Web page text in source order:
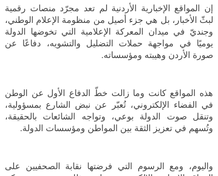
إن المواقع الإخبارية الأردنية لم تعد مجرّد منصات رقمية
لبثّ الأخبار، بل هي جزء أصيل من منظومة الإعلام الوطني،
وجنديّ في ميدان المعركة الإعلامية التي تخوضها الدولة
يوميًا في مواجهة حملات التضليل والتشويه، دفاعًا عن
صورة الأردن وهيبته ومؤسساته.
هذه المواقع كانت وما زالت خطّ الدفاع الأول عن الوطن
في الفضاء الإلكتروني، تُعبّر عن نبض الشارع بمسؤولية،
وتنقل صوت الدولة بوعي، وتواجه الشائعات بالحقيقة،
وتُسهم في تعزيز الثقة بين المواطن ومؤسسات الدولة.
واليوم، ومع الرسوم التي فرضتها نقابة الصحفيين على